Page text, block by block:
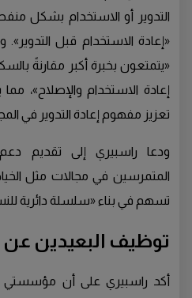
التدوير أو الاستخدام بشكل
«إعادة الاستخدام قبل التدوير».
«يتمتعون بخبرة أكبر مقارنةً
إعادة الاستخدام والإصلاح»،
تعزيز مفهوم إعادة التدوير في
ودعا راسبيري إلى تقديم
المتمرسين في مجالات مثل
تسهم في بناء «سلسلة دائرية
توظيف البعيدين